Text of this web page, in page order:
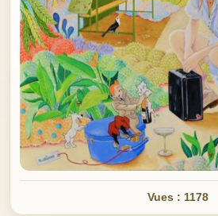
Vues : 1178